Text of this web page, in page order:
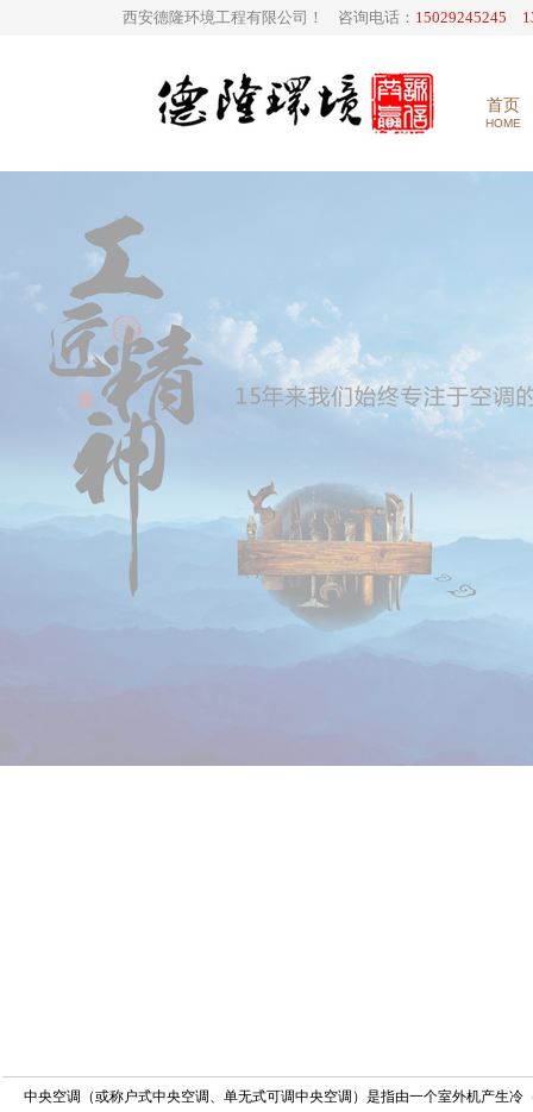
西安德隆环境工程有限公司！ 咨询电话： 15029245245
首页
HOME
中央空调（或称户式中央空调、单无式可调中央空调）是指由一个室外机产生冷